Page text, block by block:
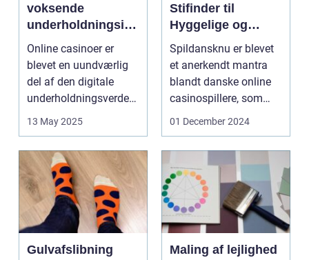
voksende
underholdningsind
ustri
Online casinoer er
blevet en uundværlig
del af den digitale
underholdningsverden.
Med den stad...
13 May 2025
Stifinder til
Hyggelige og
Underholdende
Online Casinoer
Spildansknu er blevet
et anerkendt mantra
blandt danske online
casinospillere, som
søger unde...
01 December 2024
Gulvafslibning
Maling af lejlighed